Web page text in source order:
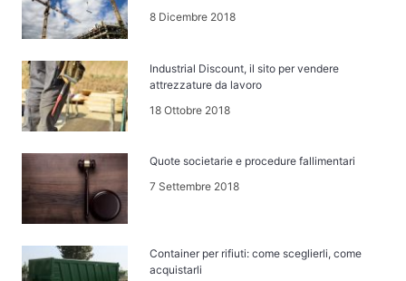
8 Dicembre 2018
Industrial Discount, il sito per vendere
attrezzature da lavoro
18 Ottobre 2018
Quote societarie e procedure fallimentari
7 Settembre 2018
Container per rifiuti: come sceglierli, come
acquistarli